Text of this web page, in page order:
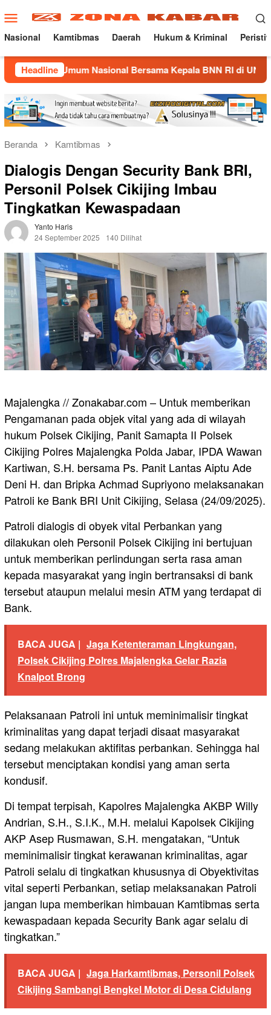
ke
konten
Menu
Mobile
Nasional Kamtibmas Daerah Hukum & Kriminal
Headline
Nasional Bersama Kepala BNN RI di UNMA
Beranda Kamtibmas
Dialogis Dengan Security Bank BRI,
Personil Polsek Cikijing Imbau
Tingkatkan Kewaspadaan
Yanto Haris
24 September 2025
140 Dilihat
Majalengka // Zonakabar.com – Untuk memberikan
Pengamanan pada objek vital yang ada di wilayah
hukum Polsek Cikijing, Panit Samapta II Polsek
Cikijing Polres Majalengka Polda Jabar, IPDA Wawan
Kartiwan, S.H. bersama Ps. Panit Lantas Aiptu Ade
Deni H. dan Bripka Achmad Supriyono melaksanakan
Patroli ke Bank BRI Unit Cikijing, Selasa (24/09/2025).
Patroli dialogis di obyek vital Perbankan yang
dilakukan oleh Personil Polsek Cikijing ini bertujuan
untuk memberikan perlindungan serta rasa aman
kepada masyarakat yang ingin bertransaksi di bank
tersebut ataupun melalui mesin ATM yang terdapat di
Bank.
BACA JUGA | Jaga Ketenteraman Lingkungan,
Polsek Cikijing Polres Majalengka Gelar Razia
Knalpot Brong
Pelaksanaan Patroli ini untuk meminimalisir tingkat
kriminalitas yang dapat terjadi disaat masyarakat
sedang melakukan aktifitas perbankan. Sehingga hal
tersebut menciptakan kondisi yang aman serta
kondusif.
Di tempat terpisah, Kapolres Majalengka AKBP Willy
Andrian, S.H., S.I.K., M.H. melalui Kapolsek Cikijing
AKP Asep Rusmawan, S.H. mengatakan, “Untuk
meminimalisir tingkat kerawanan kriminalitas, agar
Patroli selalu di tingkatkan khususnya di Obyektivitas
vital seperti Perbankan, setiap melaksanakan Patroli
jangan lupa memberikan himbauan Kamtibmas serta
kewaspadaan kepada Security Bank agar selalu di
tingkatkan.”
BACA JUGA | Jaga Harkamtibmas, Personil Polsek
Cikijing Sambangi Bengkel Motor di Desa Cidulang